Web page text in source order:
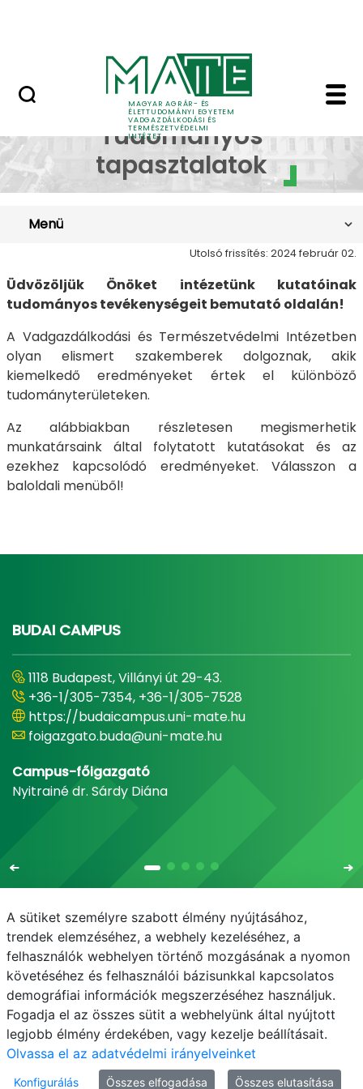
MAGYAR AGRÁR- ÉS
ÉLETTUDOMÁNYI EGYETEM
VADGAZDÁLKODÁSI ÉS
TERMÉSZETVÉDELMI
INTÉZET
Intézeti Tudományos
Intézeti
Tudományos
tapasztalatok
Menü
Utolsó frissítés: 2024 február 02.
Üdvözöljük Önöket intézetünk kutatóinak
tudományos tevékenységeit bemutató oldalán!
A Vadgazdálkodási és Természetvédelmi Intézetben
olyan elismert szakemberek dolgoznak, akik
kiemelkedő eredményeket értek el különböző
tudományterületeken.
Az alábbiakban részletesen megismerhetik
munkatársaink által folytatott kutatásokat és az
ezekhez kapcsolódó eredményeket. Válasszon a
baloldali menüből!
BUDAI CAMPUS
1118 Budapest, Villányi út 29-43.
+36-1/305-7354, +36-1/305-7528
https://budaicampus.uni-mate.hu
foigazgato.buda@uni-mate.hu
Campus-főigazgató
Nyitrainé dr. Sárdy Diána
E-mail Telefonkönyv NEPTUN
E-learning
Adatvédelem
A sütiket személyre szabott élmény nyújtásához,
trendek elemzéséhez, a webhely kezeléséhez, a
felhasználók webhelyen történő mozgásának a nyomon
követéséhez és felhasználói bázisunkkal kapcsolatos
demográfiai információk megszerzéséhez használjuk.
Fogadja el az összes sütit a webhelyünk által nyújtott
legjobb élmény érdekében, vagy kezelje beállításait.
Olvassa el az adatvédelmi irányelveinket
Konfigurálás Összes elfogadása Összes elutasítása